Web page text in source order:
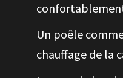
Un poêle
chauffage de la